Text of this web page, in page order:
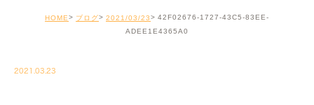
HOME ブログ 2021/03/23
42F02676-1727-43C5-83EE-
ADEE1E4365A0
2021.03.23